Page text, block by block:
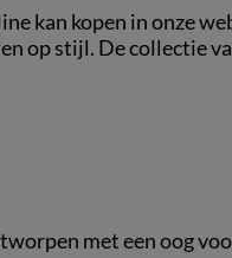
kan kopen in onze
op stijl. De collectie
met een oog